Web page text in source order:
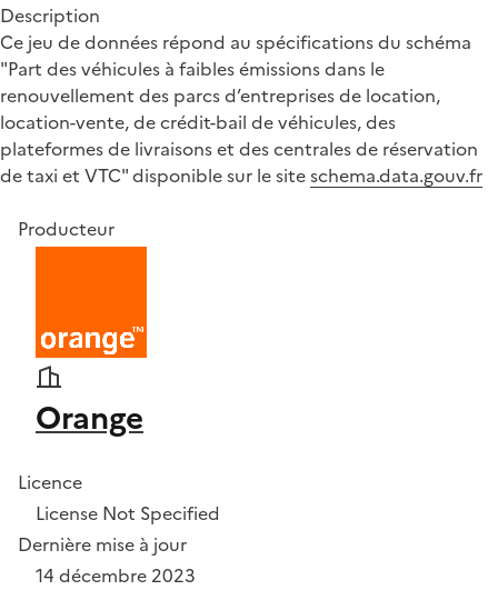
Description
Ce jeu de données répond au spécifications du schéma
"Part des véhicules à faibles émissions dans le
renouvellement des parcs d’entreprises de location,
location-vente, de crédit-bail de véhicules, des
plateformes de livraisons et des centrales de réservation
de taxi et VTC" disponible sur le siteschema.data.gouv.fr
Producteur
Orange
Licence
License Not Specified
Dernière mise à jour
14 décembre 2023